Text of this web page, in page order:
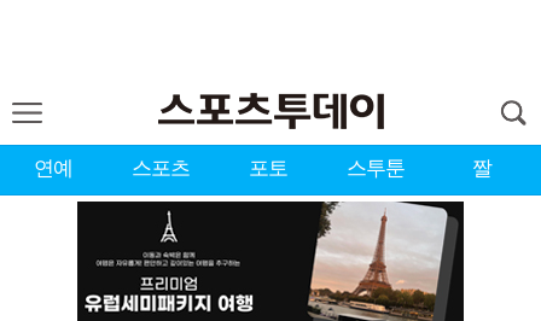
연예 스포츠 포토 스투툰 짤